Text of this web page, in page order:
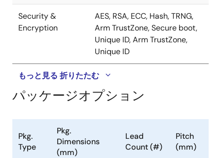
Security &
Encryption
AES, RSA, ECC, Hash, TRNG,
Arm TrustZone, Secure boot,
Unique ID, Arm TrustZone,
Unique ID
もっと見る 折りたたむ
パッケージオプション
Pkg.
Type
Pkg.
Dimensions
(mm)
Lead
Count (#)
Pitch
(mm)